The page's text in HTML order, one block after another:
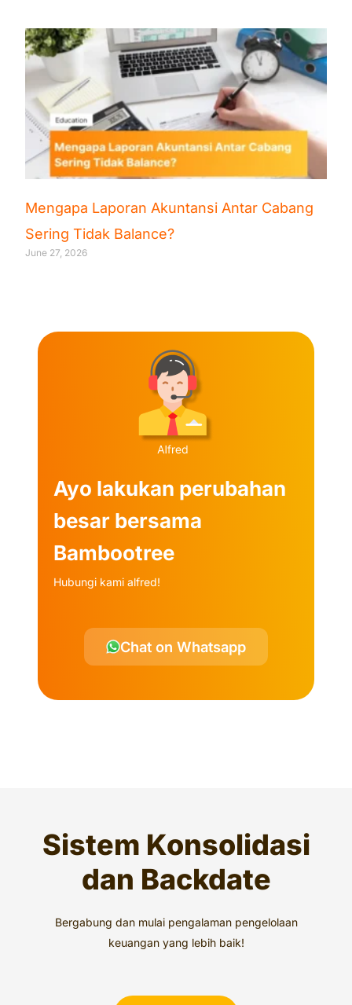
Mengapa Laporan Akuntansi Antar Cabang
Sering Tidak Balance?
June 27, 2026
Ayo lakukan perubahan
besar bersama
Bambootree
Hubungi kami alfred!
Chat on Whatsapp
Sistem Konsolidasi
dan Backdate
Bergabung dan mulai pengalaman pengelolaan
keuangan yang lebih baik!